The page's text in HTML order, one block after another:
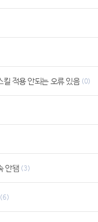
적용 안되는 오류 있음 (0)
안됌 (3)
(6)